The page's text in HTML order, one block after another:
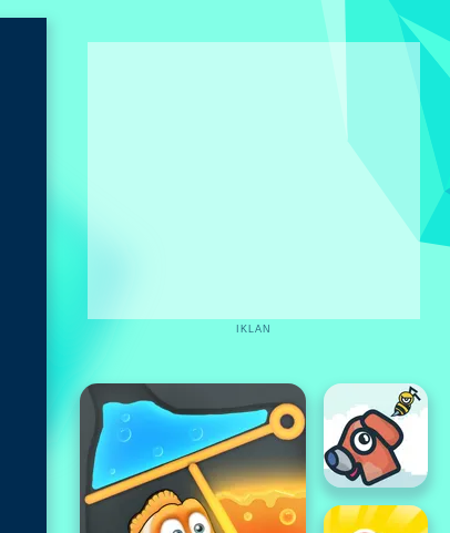
IKLAN